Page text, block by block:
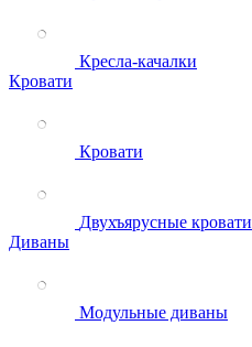
Кресла-качалки
Кровати
Кровати
Двухъярусные кровати
Диваны
Модульные диваны